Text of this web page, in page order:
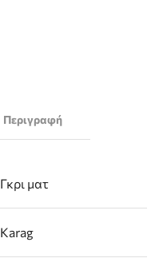
Γκρι ματ
Karag
Περιγραφή